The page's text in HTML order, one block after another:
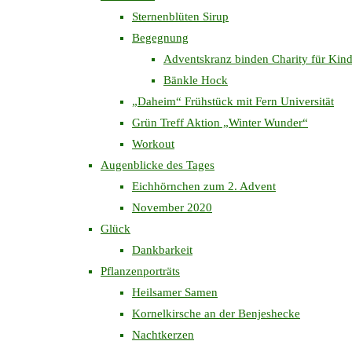
Sternenblüten Sirup
Begegnung
Adventskranz binden Charity für
Bänkle Hock
„Daheim“ Frühstück mit Fern Universität
Grün Treff Aktion „Winter Wunder“
Workout
Augenblicke des Tages
Eichhörnchen zum 2. Advent
November 2020
Glück
Dankbarkeit
Pflanzenporträts
Heilsamer Samen
Kornelkirsche an der Benjeshecke
Nachtkerzen